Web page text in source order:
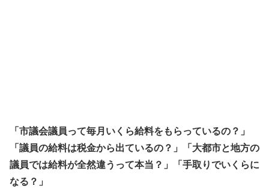
「市議会議員って毎月いくら給料をもらっているの？」
「議員の給料は税金から出ているの？」「大都市と地方の
議員では給料が全然違うって本当？」「手取りでいくらに
なる？」